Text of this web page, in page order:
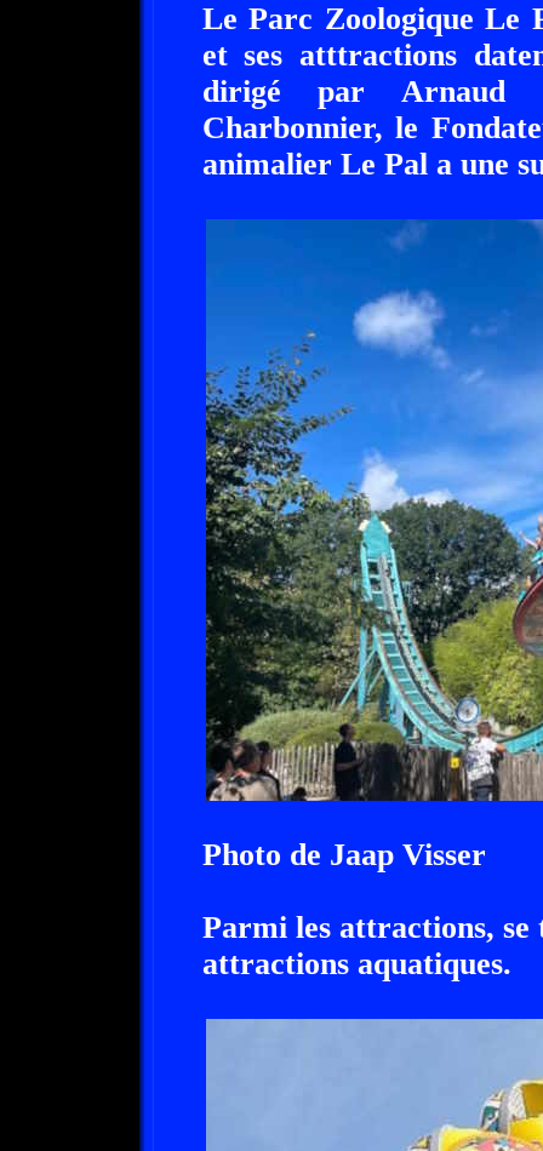
Le Parc Zoologique Le
et ses atttractions
dirigé par Arnaud
Charbonnier, le
animalier Le Pal a une
Photo de Jaap Visser
Parmi les attractions, se
attractions aquatiques.